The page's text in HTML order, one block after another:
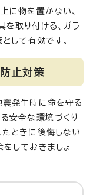
に物を置かない、
取り付ける、ガラ
して有効です。
止対策
震発生時に命を守る
安全な環境づくり
ときに後悔しない
しておきましょ